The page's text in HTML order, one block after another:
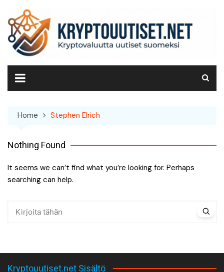
content
Home Stephen Elrich
Nothing Found
It seems we can’t find what you’re looking for. Perhaps
searching can help.
Kryptouutiset.net Sisältö